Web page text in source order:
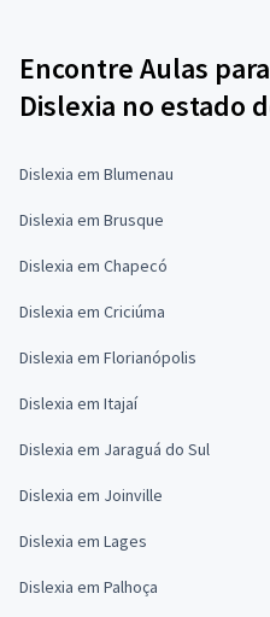
Encontre Aulas
Dislexia no estado
Dislexia em Blumenau
Dislexia em Brusque
Dislexia em Chapecó
Dislexia em Criciúma
Dislexia em Florianópolis
Dislexia em Itajaí
Dislexia em Jaraguá do Sul
Dislexia em Joinville
Dislexia em Lages
Dislexia em Palhoça